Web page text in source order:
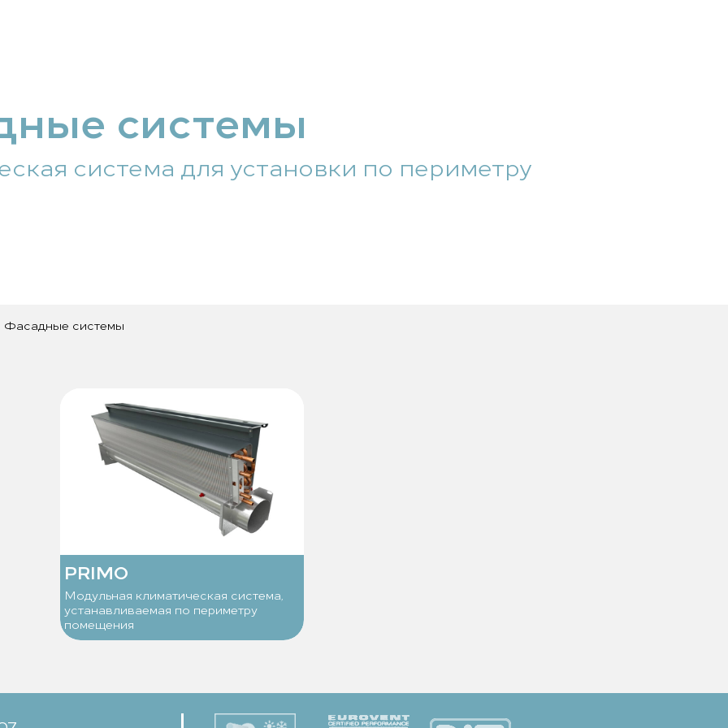
системы
система для установки по периметру
Фасадные системы
PRIMO
Модульная климатическая система,
устанавливаемая по периметру
помещения